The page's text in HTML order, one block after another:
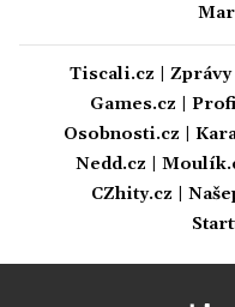
Tiscali.cz Zprávy|
Games.cz
Osobnosti.cz
Nedd.cz
CZhity.cz